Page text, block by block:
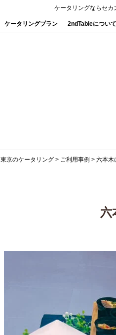
ケータリングならセカ
ケータリングプラン 2ndTableについて
東京のケータリング > ご利用事例 > 六本木
六